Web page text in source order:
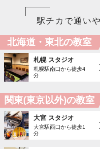
駅チカで通い
北海道・東北の教室
札幌 スタジオ
札幌駅南口から徒歩4
分
関東(東京以外)の教室
大宮 スタジオ
大宮駅西口から徒歩1
分